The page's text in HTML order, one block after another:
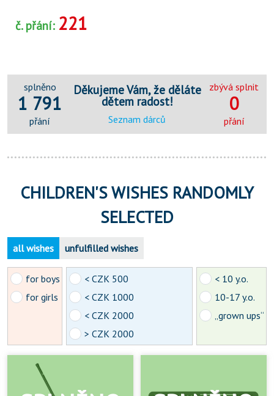
č. přání: 221
splněno
1 791
přání
Děkujeme Vám, že děláte
dětem radost!
Seznam dárců
zbývá splnit
0
přání
CHILDREN'S WISHES RANDOMLY
SELECTED
all wishes unfulfilled wishes
for boys
for girls
< CZK 500
< CZK 1000
< CZK 2000
> CZK 2000
< 10 y.o.
10-17 y.o.
„grown ups“